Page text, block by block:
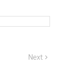
Next